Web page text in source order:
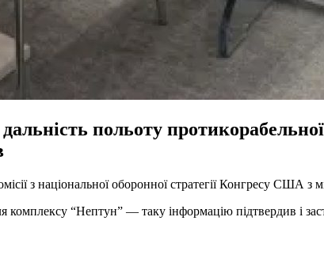
польоту
з національної оборонної стратегії Конгресу США
комплексу “Нептун” — таку інформацію підтвердив і